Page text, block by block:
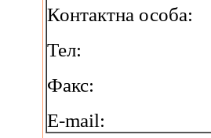
Контактна особа:
Тел:
Факс:
E-mail: